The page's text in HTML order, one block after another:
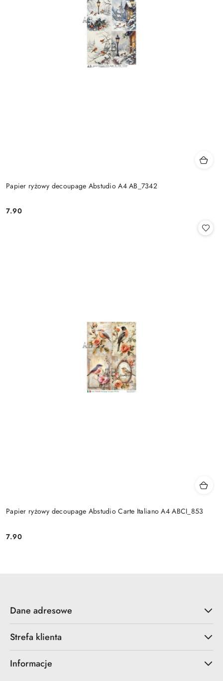
Papier ryżowy decoupage Abstudio A4 AB_7342
Cena:
7.90
Papier ryżowy decoupage Abstudio Carte Italiano A4 ABCI_853
Cena:
7.90
Dane adresowe
Strefa klienta
Informacje